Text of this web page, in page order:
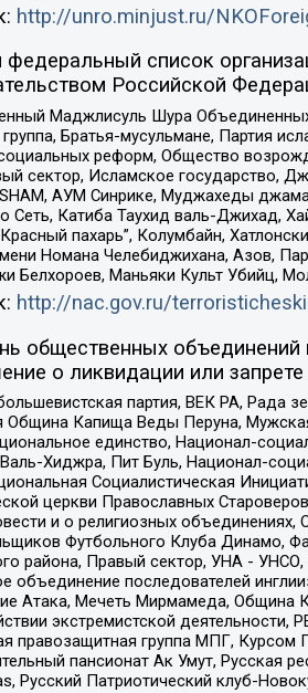
http://unro.minjust.ru/
список
Российской
Маджлисуль Шура
Братья-мусульмане, Партия
реформ, Общество
сектор, Исламское государство,
SHAM, АУМ Синрике, Муджахеды
Сеть, Катиба Таухид валь-Джихад,
пахарь”, Колумбайн,
Номана Челебиджихана, Азов,
Белхороев, Маньяки Культ Убийц,
http://nac.gov.ru/
общественных объединений
о ликвидации или
партия, ВЕК РА, Рада
Община Капища Веды Перуна,
единство, Национал-
Хиджра, Пит Буль, Национал-
Социалистическая
церкви Православных
и о религиозных объединениях,
Футбольного Клуба Динамо,
района, Правый сектор, УНА - УНСО,
объединение последователей
Атака, Мечеть Мирмамеда, Община
экстремистской
правозащитная группа МПГ, Курсом
пансионат Ак Умут, Русская
Русский Патриотический клуб-